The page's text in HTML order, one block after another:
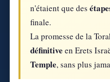
n'étaient que des
finale.
La promesse de la
définitive en Erets
Temple, sans plus